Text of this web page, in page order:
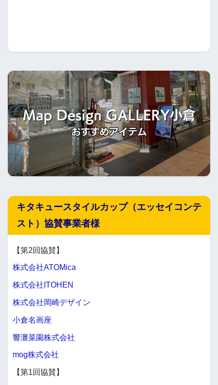
キタキュースタイルカップ（エッセイコンテ
スト）協賛事業者様
【第2回協賛】
株式会社ATOMica
株式会社ITOHEN
株式会社岡崎デザイン
小倉名画座
響灘菜園株式会社
mog株式会社
【第1回協賛】